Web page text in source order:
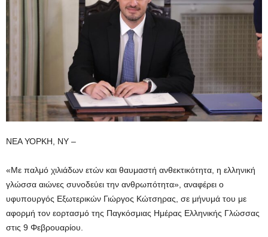
ΝΕΑ ΥΟΡΚΗ, ΝΥ –
«Με παλμό χιλιάδων ετών και θαυμαστή ανθεκτικότητα, η ελληνική
γλώσσα αιώνες συνοδεύει την ανθρωπότητα», αναφέρει ο
υφυπουργός Εξωτερικών Γιώργος Κώτσηρας, σε μήνυμά του με
αφορμή τον εορτασμό της Παγκόσμιας Ημέρας Ελληνικής Γλώσσας
στις 9 Φεβρουαρίου.